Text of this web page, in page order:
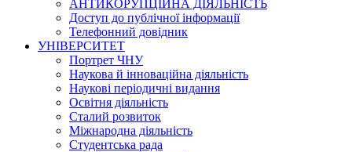
АНТИКОРУПЦІЙНА ДІЯЛЬНІСТЬ
Доступ до публічної інформації
Телефонний довідник
УНІВЕРСИТЕТ
Портрет ЧНУ
Наукова й інноваційна діяльність
Наукові періодичні видання
Освітня діяльність
Сталий розвиток
Міжнародна діяльність
Студентська рада